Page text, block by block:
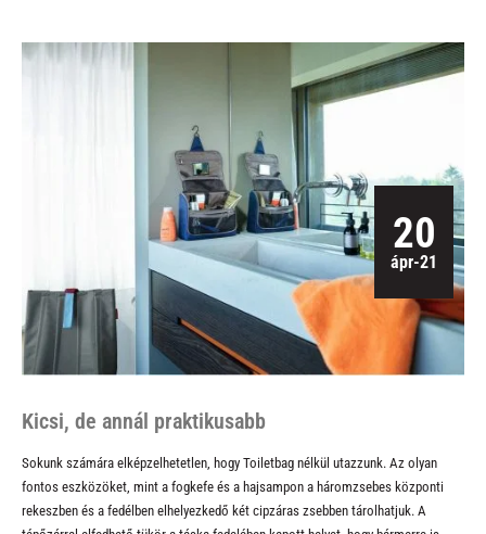
20
ápr-21
Kicsi, de annál praktikusabb
Sokunk számára elképzelhetetlen, hogy Toiletbag nélkül utazzunk. Az olyan
fontos eszközöket, mint a fogkefe és a hajsampon a háromzsebes központi
rekeszben és a fedélben elhelyezkedő két cipzáras zsebben tárolhatjuk. A